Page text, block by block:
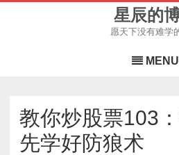
星辰的
愿天下没有难学
to
MENU
教你炒股票103
先学好防狼术